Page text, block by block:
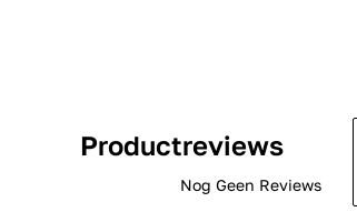
Productreviews
Nog Geen Reviews